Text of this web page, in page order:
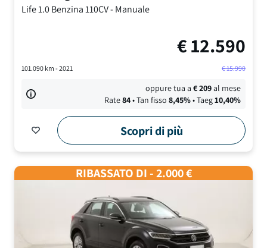
Life1.0 Benzina 110CV-Manuale
€12.590
101.090km - 2021 €15.990
oppure tua a€209al mese
Rate84• Tan fisso 8,45%• Taeg10,40%
Scopri di più
RIBASSATO DI - 2.000 €